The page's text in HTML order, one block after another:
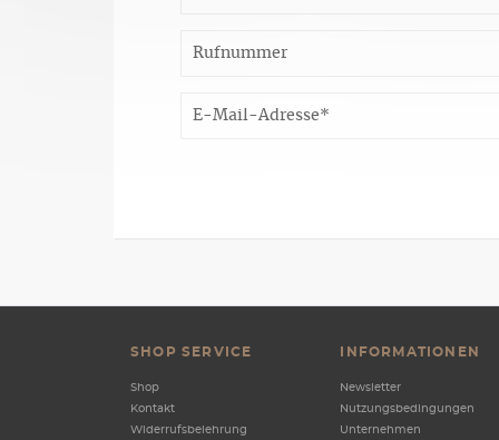
SHOP SERVICE
Shop
Kontakt
Widerrufsbelehrung
INFORMATIONEN
Newsletter
Nutzungsbedingungen
Unternehmen